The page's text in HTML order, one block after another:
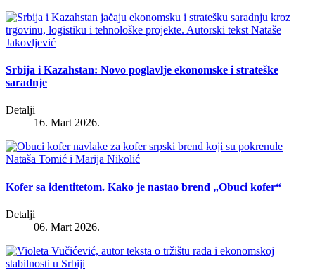
Srbija i Kazahstan: Novo poglavlje ekonomske i strateške
saradnje
Detalji
16. Mart 2026.
Kofer sa identitetom. Kako je nastao brend „Obuci kofer“
Detalji
06. Mart 2026.